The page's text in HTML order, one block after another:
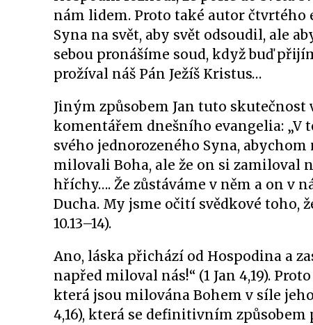
nám lidem. Proto také autor čtvrtého
Syna na svět, aby svět odsoudil, ale
sebou pronášíme soud, když buď
prožíval náš Pán Ježíš Kristus…
Jiným způsobem Jan tuto
komentářem dnešního evangelia: „V
svého jednorozeného Syna,
milovali Boha, ale že on si zamiloval
hříchy…. Že zůstáváme v něm a on v
Ducha. My jsme očití svědkové toho,
10.13–14).
Ano, láska přichází od Hospodina a
napřed miloval nás!“ (1 Jan 4,19).
která jsou milována Bohem v síle
4,16), která se definitivním